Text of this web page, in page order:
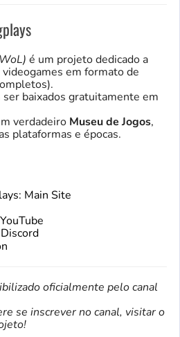
é um projeto dedicado a
em formato de
baixados gratuitamente em
verdadeiro Museu de Jogos,
plataformas e épocas.
Main Site
oficialmente pelo canal
se inscrever no canal, visitar o